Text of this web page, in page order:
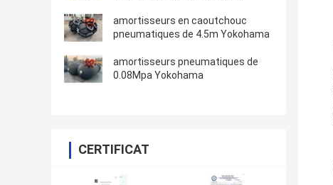
pneumatique
amortisseurs en caoutchouc
pneumatiques de 4.5m Yokohama
amortisseurs pneumatiques de
0.08Mpa Yokohama
CERTIFICAT